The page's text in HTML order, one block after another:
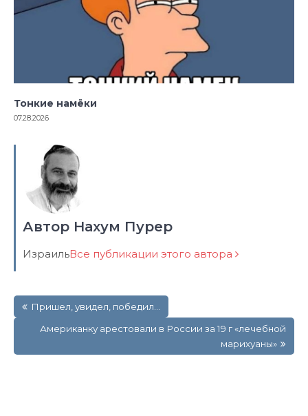
Тонкие намёки
07.28.2026
Автор Нахум Пурер
ИзраильВсе публикации этого автора
по
записям
Пришел, увидел, победил…
Американку арестовали в России за 19 г «лечебной
марихуаны»